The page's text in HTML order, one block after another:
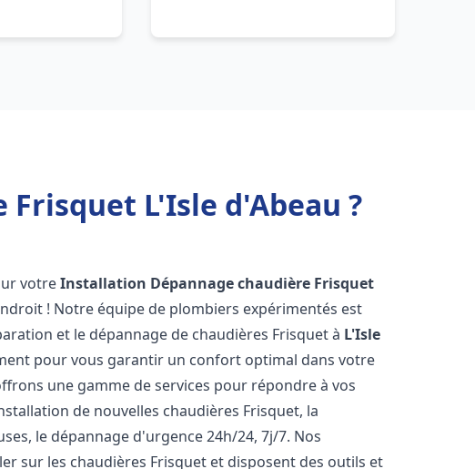
L'Isle d'Abeau ?
votreInstallation Dépannage chaudière Frisquet
! Notre équipe de plombiers expérimentés est
et le dépannage de chaudières Frisquet à L'Isle
pour vous garantir un confort optimal dans votre
une gamme de services pour répondre à vos
de nouvelles chaudières Frisquet, la
le dépannage d'urgence 24h/24, 7j/7. Nos
sur les chaudières Frisquet et disposent des outils et